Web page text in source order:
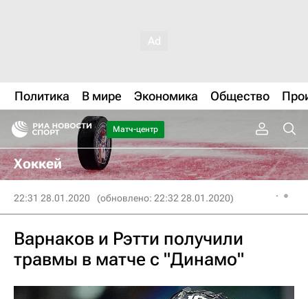
Политика В мире Экономика Общество
Матч-центр
Хоккей
22:31 28.01.2020 (обновлено: 22:32 28.01.2020)
Варнаков и Рэтти получили
травмы в матче с "Динамо"